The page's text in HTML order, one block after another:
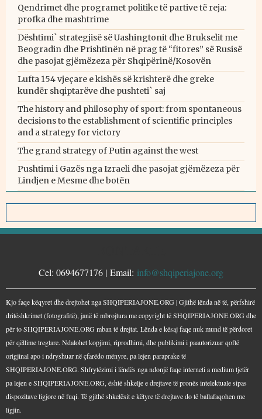
Qendrimet dhe programet politike të partive të reja:
profka dhe mashtrime
Dështimi` strategjisë së Uashingtonit dhe Brukselit me
Beogradin dhe Prishtinën në prag të “fitores” së Rusisë
dhe pasojat gjëmëzeza për Shqipërinë/Kosovën
Lufta 154 vjeçare e kishës së krishterë dhe greke
kundër shqiptarëve dhe pushteti` saj
The history and philosophy of sport: from spontaneous
decisions to the establishment of scientific principles
and a strategy for victory
The grand strategy of Putin against the west
Pushtimi i Gazës nga Izraeli dhe pasojat gjëmëzeza për
Lindjen e Mesme dhe botën
Cel: 0694677176 | Email: info@shqiperiajone.org
Kjo faqe këqyret dhe drejtohet nga SHQIPERIAJONE.ORG | Gjithë lënda në të, përfshirë
dritëshkrimet (fotografitë), janë të mbrojtura me copyright të SHQIPERIAJONE.ORG dhe
për to SHQIPERIAJONE.ORG mban të drejtat. Lënda e kësaj faqe nuk mund të përdoret
për qëllime tregtare. Ndalohet kopjimi, riprodhimi, dhe publikimi i paautorizuar qoftë
origjinal apo i ndryshuar në çfarëdo mënyre, pa lejen paraprake të
SHQIPERIAJONE.ORG. Shfrytëzimi i lëndës nga ndonjë faqe interneti a medium tjetër
pa lejen e SHQIPERIAJONE.ORG, është shkelje e drejtave të pronës intelektuale sipas
dispozitave ligjore në fuqi. Të gjithë shkelësit e këtyre të drejtave do të ballafaqohen me
ligjin.